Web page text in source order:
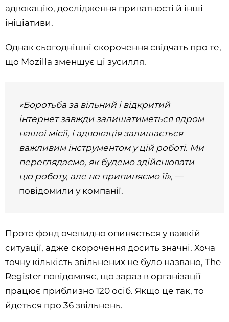
адвокацію, дослідження приватності й інші
ініціативи.
Однак сьогоднішні скорочення свідчать про те,
що Mozilla зменшує ці зусилля.
«Боротьба за вільний і відкритий
інтернет завжди залишатиметься ядром
нашої місії, і адвокація залишається
важливим інструментом у цій роботі. Ми
переглядаємо, як будемо здійснювати
цю роботу, але не припиняємо її», —
повідомили у компанії.
Проте фонд очевидно опиняється у важкій
ситуації, адже скорочення досить значні. Хоча
точну кількість звільнених не було названо, The
Register повідомляє, що зараз в організації
працює приблизно 120 осіб. Якщо це так, то
йдеться про 36 звільнень.